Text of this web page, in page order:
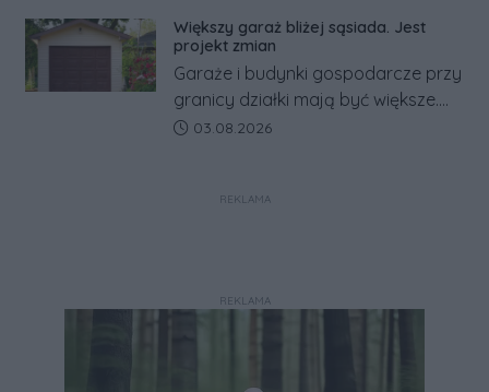
alarmowych, alertów RCB i aplikacji
w jeden system.
Większy garaż bliżej sąsiada. Jest
projekt zmian
Garaże i budynki gospodarcze przy
granicy działki mają być większe.
Projekt zaostrza też zasady
Data dodania artykułu:
03.08.2026
REKLAMA
REKLAMA